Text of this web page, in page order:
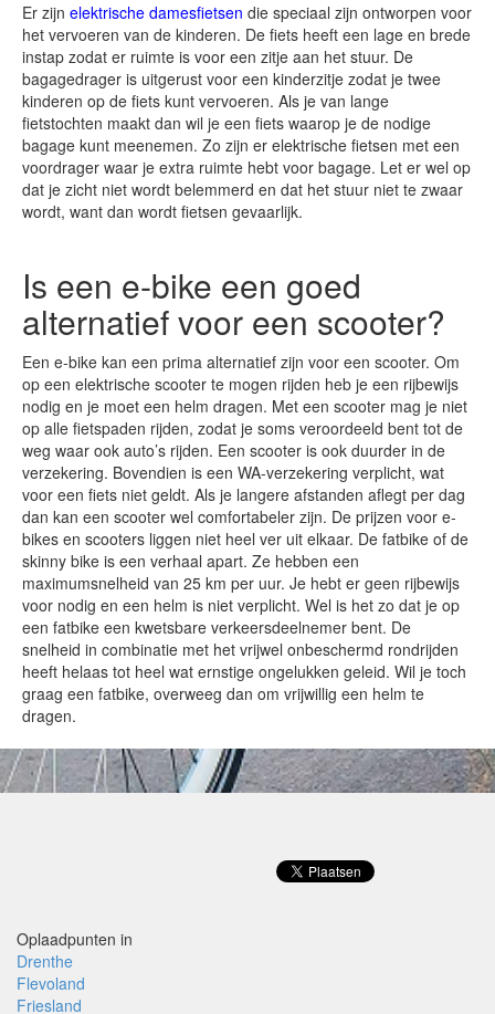
Er zijn elektrische damesfietsen die speciaal zijn ontworpen voor
het vervoeren van de kinderen. De fiets heeft een lage en brede
instap zodat er ruimte is voor een zitje aan het stuur. De
bagagedrager is uitgerust voor een kinderzitje zodat je twee
kinderen op de fiets kunt vervoeren. Als je van lange
fietstochten maakt dan wil je een fiets waarop je de nodige
bagage kunt meenemen. Zo zijn er elektrische fietsen met een
voordrager waar je extra ruimte hebt voor bagage. Let er wel op
dat je zicht niet wordt belemmerd en dat het stuur niet te zwaar
wordt, want dan wordt fietsen gevaarlijk.
Is een e-bike een goed
alternatief voor een scooter?
Een e-bike kan een prima alternatief zijn voor een scooter. Om
op een elektrische scooter te mogen rijden heb je een rijbewijs
nodig en je moet een helm dragen. Met een scooter mag je niet
op alle fietspaden rijden, zodat je soms veroordeeld bent tot de
weg waar ook auto’s rijden. Een scooter is ook duurder in de
verzekering. Bovendien is een WA-verzekering verplicht, wat
voor een fiets niet geldt. Als je langere afstanden aflegt per dag
dan kan een scooter wel comfortabeler zijn. De prijzen voor e-
bikes en scooters liggen niet heel ver uit elkaar. De fatbike of de
skinny bike is een verhaal apart. Ze hebben een
maximumsnelheid van 25 km per uur. Je hebt er geen rijbewijs
voor nodig en een helm is niet verplicht. Wel is het zo dat je op
een fatbike een kwetsbare verkeersdeelnemer bent. De
snelheid in combinatie met het vrijwel onbeschermd rondrijden
heeft helaas tot heel wat ernstige ongelukken geleid. Wil je toch
graag een fatbike, overweeg dan om vrijwillig een helm te
dragen.
Oplaadpunten in
Drenthe
Flevoland
Friesland